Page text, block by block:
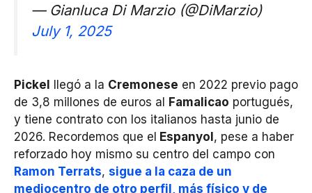
— Gianluca Di Marzio (@DiMarzio)
July 1, 2025
Pickel llegó a la Cremonese en 2022 previo pago
de 3,8 millones de euros al
Famalicao portugués,
y tiene contrato con los italianos hasta junio de
2026. Recordemos que el Espanyol , pese a haber
reforzado hoy mismo su centro del campo con
Ramon Terrats, sigue a la caza de un
mediocentro de otro perfil, más físico y de